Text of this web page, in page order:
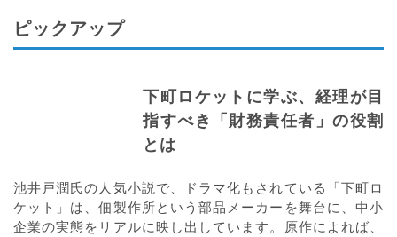
インボイス資料
ピックアップ
下町ロケットに学ぶ、経理が目
指すべき「財務責任者」の役割
とは
池井戸潤氏の人気小説で、ドラマ化もされている「下町ロ
ケット」は、佃製作所という部品メーカーを舞台に、中小
企業の実態をリアルに映し出しています。原作によれば、